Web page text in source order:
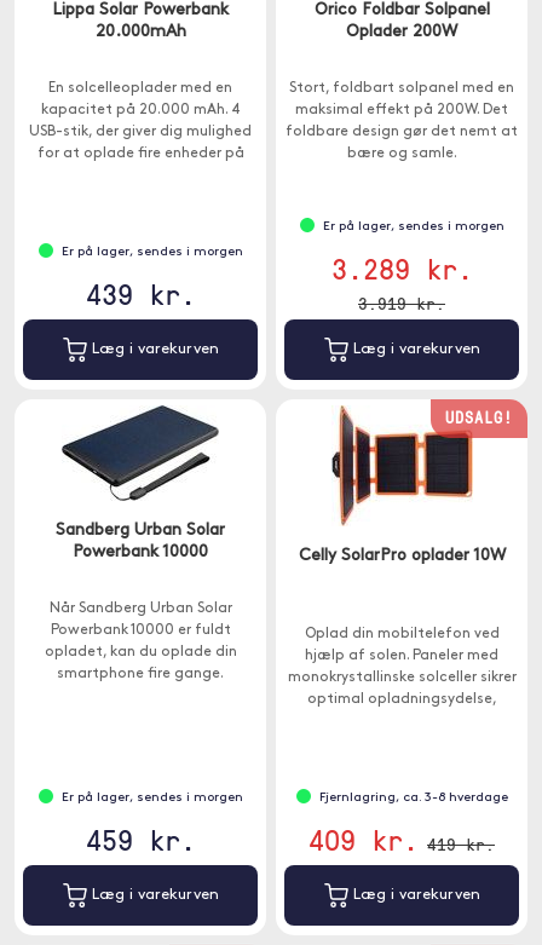
Lippa Solar Powerbank
20.000mAh
En solcelleoplader med en
kapacitet på 20.000 mAh. 4
USB-stik, der giver dig mulighed
for at oplade fire enheder på
Er på lager, sendes i morgen
439 kr.
Læg i varekurven
Orico Foldbar Solpanel
Oplader 200W
Stort, foldbart solpanel med en
maksimal effekt på 200W. Det
foldbare design gør det nemt at
bære og samle.
Er på lager, sendes i morgen
3.289 kr.
3.919 kr.
Læg i varekurven
Sandberg Urban Solar
Powerbank 10000
Når Sandberg Urban Solar
Powerbank 10000 er fuldt
opladet, kan du oplade din
smartphone fire gange.
Er på lager, sendes i morgen
459 kr.
Læg i varekurven
UDSALG!
Celly SolarPro oplader 10W
Oplad din mobiltelefon ved
hjælp af solen. Paneler med
monokrystallinske solceller sikrer
optimal opladningsydelse,
Fjernlagring, ca. 3-8 hverdage
409 kr. 419 kr.
Læg i varekurven